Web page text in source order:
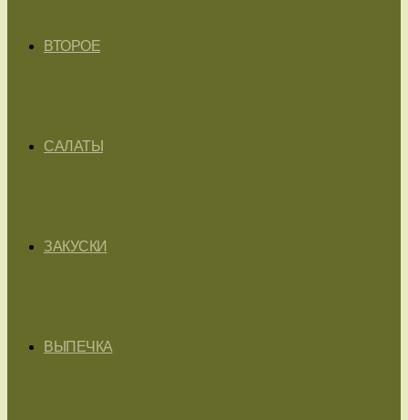
ВТОРОЕ
САЛАТЫ
ЗАКУСКИ
ВЫПЕЧКА